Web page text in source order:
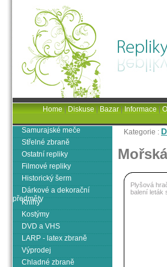
Kategorie :
Plyšová
balení leták
Samurajské meče
Střelné zbraně
Ostatní repliky
Filmové repliky
Historický šerm
Dárkové a dekorační
předměty
Knihy
Kostýmy
DVD a VHS
LARP - latex zbraně
Výprodej
Chladné zbraně
Home|Diskuse|Bazar|Informace|